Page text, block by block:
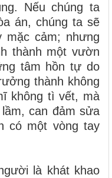
Nếu chúng ta
án, chúng ta sẽ
mặc cảm; nhưng
thành một vườn
tâm hồn tự do
thành không
không tì vết, mà
can đảm sửa
có một vòng tay
là khát khao